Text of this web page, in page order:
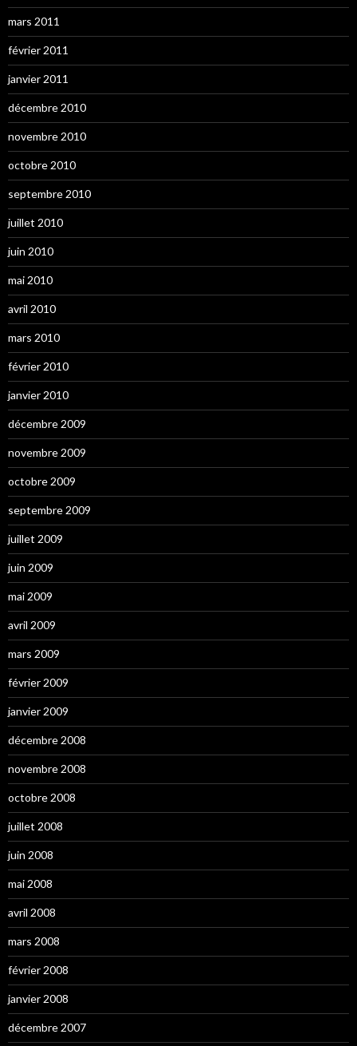
mars 2011
février 2011
janvier 2011
décembre 2010
novembre 2010
octobre 2010
septembre 2010
juillet 2010
juin 2010
mai 2010
avril 2010
mars 2010
février 2010
janvier 2010
décembre 2009
novembre 2009
octobre 2009
septembre 2009
juillet 2009
juin 2009
mai 2009
avril 2009
mars 2009
février 2009
janvier 2009
décembre 2008
novembre 2008
octobre 2008
juillet 2008
juin 2008
mai 2008
avril 2008
mars 2008
février 2008
janvier 2008
décembre 2007